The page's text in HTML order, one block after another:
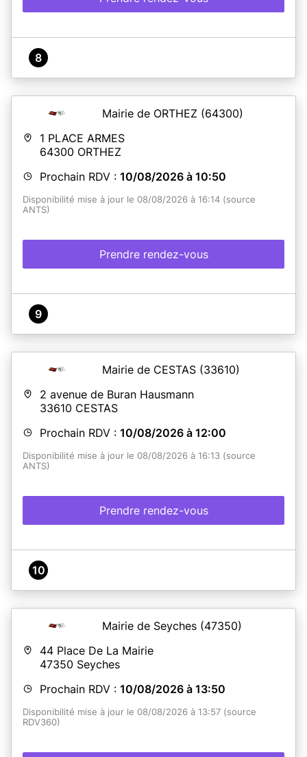
8
Mairie de ORTHEZ (64300)
1 PLACE ARMES
64300 ORTHEZ
Prochain RDV : 10/08/2026 à 10:50
Disponibilité mise à jour le 08/08/2026 à 16:14 (source
ANTS)
Prendre rendez-vous
9
Mairie de CESTAS (33610)
2 avenue de Buran Hausmann
33610 CESTAS
Prochain RDV : 10/08/2026 à 12:00
Disponibilité mise à jour le 08/08/2026 à 16:13 (source
ANTS)
Prendre rendez-vous
10
Mairie de Seyches (47350)
44 Place De La Mairie
47350 Seyches
Prochain RDV : 10/08/2026 à 13:50
Disponibilité mise à jour le 08/08/2026 à 13:57 (source
RDV360)